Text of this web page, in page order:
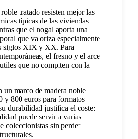
tratado resisten mejor las
típicas de las viviendas
que el nogal aporta una
que valoriza especialmente
siglos XIX y XX. Para
el fresno y el arce
que no compiten con la
un marco de madera noble
y 800 euros para formatos
durabilidad justifica el coste:
puede servir a varias
coleccionistas sin perder